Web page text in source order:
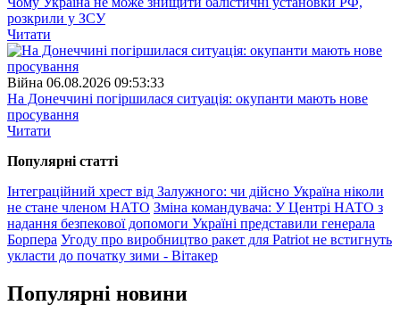
розкрили у ЗСУ
Читати
Війна 06.08.2026 09:53:33
На Донеччині погіршилася ситуація: окупанти мають нове
просування
Читати
Популярнi статтi
Інтеграційний хрест від Залужного: чи дійсно Україна ніколи
не стане членом НАТО Зміна командувача: У Центрі НАТО з
надання безпекової допомоги Україні представили генерала
Борпера Угоду про виробництво ракет для Patriot не встигнуть
укласти до початку зими - Вітакер
Популярнi новини